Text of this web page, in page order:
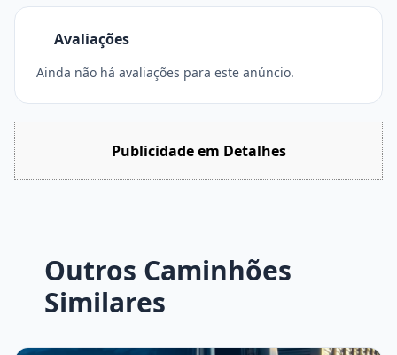
Avaliações
Ainda não há avaliações para este anúncio.
Publicidade em Detalhes
Outros Caminhões
Similares